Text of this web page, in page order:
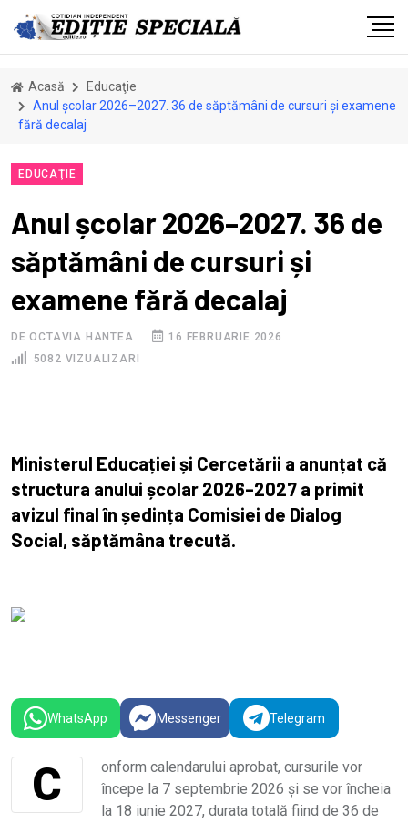
Acasă
Educaţie
Anul școlar 2026–2027. 36 de săptămâni de cursuri și examene
fără decalaj
EDUCAŢIE
Anul școlar 2026–2027. 36 de
săptămâni de cursuri și
examene fără decalaj
DE OCTAVIA HANTEA
16 FEBRUARIE 2026
5082 VIZUALIZARI
Ministerul Educației și Cercetării a anunțat că
structura anului școlar 2026–2027 a primit
avizul final în ședința Comisiei de Dialog
Social, săptămâna trecută.
WhatsApp Messenger Telegram
Conform calendarului aprobat, cursurile vor
începe la 7 septembrie 2026 și se vor încheia
la 18 iunie 2027, durata totală fiind de 36 de